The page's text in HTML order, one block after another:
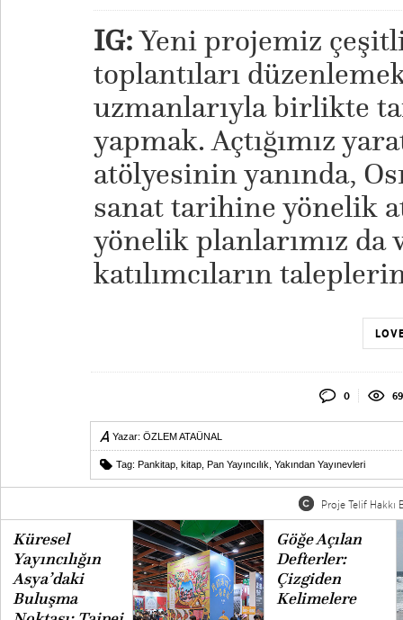
IG:Yeni projemiz
toplantıları
uzmanlarıyla birlikte
yapmak. Açtığımız
atölyesinin yanında,
sanat tarihine yönelik
yönelik planlarımız da
katılımcıların
0
Yazar: ÖZLEM ATAÜNAL
Tag: Pankitap kitap Pan Yayıncılık Yakından Yayınevleri
Proje Telif Hakkı
Küresel
Yayıncılığın
Asya’daki
Buluşma
Göğe Açılan
Defterler:
Çizgiden
Kelimelere